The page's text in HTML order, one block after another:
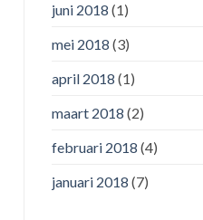
juni 2018 (1)
mei 2018 (3)
april 2018 (1)
maart 2018 (2)
februari 2018 (4)
januari 2018 (7)